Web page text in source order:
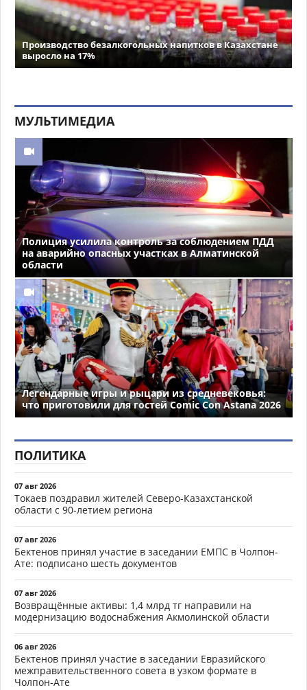
Производство безалкогольных напитков в Казахстане
выросло на 17%
МУЛЬТИМЕДИА
Полиция усилила контроль за соблюдением ПДД
на аварийно опасных участках в Алматинской
области
Легендарные игры и рыцари из средневековья:
что приготовили для гостей Comic Con Astana 2026
ПОЛИТИКА
07 авг 2026
Токаев поздравил жителей Северо-Казахстанской
области с 90-летием региона
07 авг 2026
Бектенов принял участие в заседании ЕМПС в Чолпон-
Ате: подписано шесть документов
07 авг 2026
Возвращённые активы: 1,4 млрд тг направили на
модернизацию водоснабжения Акмолинской области
06 авг 2026
Бектенов принял участие в заседании Евразийского
межправительственного совета в узком формате в
Чолпон-Ате